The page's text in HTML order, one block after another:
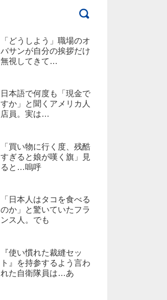
「どうしよう」職場のオ
バサンが自分の挨拶だけ
無視してきて…
日本語で何度も「現金で
すか」と聞くアメリカ人
店員。実は…
「買い物に行く度、残酷
すぎると娘が嘆く旗」見
ると…嗚呼
「日本人はタコを食べる
のか」と驚いていたフラ
ンス人。でも
『使い慣れた裁縫セッ
ト』を持参するよう言わ
れた自衛隊員は…あ